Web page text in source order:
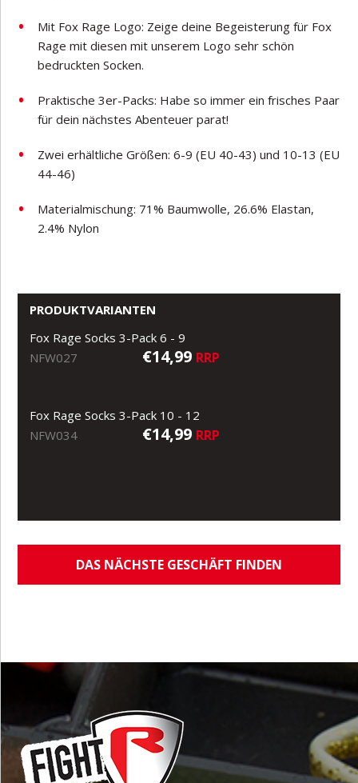
Mit Fox Rage Logo: Zeige deine Begeisterung für Fox
Rage mit diesen mit unserem Logo sehr schön
bedruckten Socken.
Praktische 3er-Packs: Habe so immer ein frisches Paar
für dein nächstes Abenteuer parat!
Zwei erhältliche Größen: 6-9 (EU 40-43) und 10-13 (EU
44-46)
Materialmischung: 71% Baumwolle, 26.6% Elastan,
2.4% Nylon
PRODUKTVARIANTEN
Fox Rage Socks 3-Pack 6 - 9
NFW027
€14,99 RRP
Fox Rage Socks 3-Pack 10 - 12
NFW034
€14,99 RRP
DAS NÄCHSTE GESCHÄFT FINDEN